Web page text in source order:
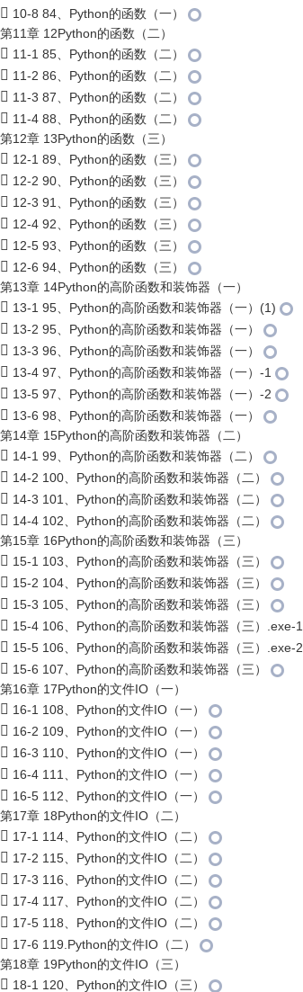
10-8 84、Python的函数（一）
第11章 12Python的函数（二）
11-1 85、Python的函数（二）
11-2 86、Python的函数（二）
11-3 87、Python的函数（二）
11-4 88、Python的函数（二）
第12章 13Python的函数（三）
12-1 89、Python的函数（三）
12-2 90、Python的函数（三）
12-3 91、Python的函数（三）
12-4 92、Python的函数（三）
12-5 93、Python的函数（三）
12-6 94、Python的函数（三）
第13章 14Python的高阶函数和装饰器（一）
13-1 95、Python的高阶函数和装饰器（一）(1)
13-2 95、Python的高阶函数和装饰器（一）
13-3 96、Python的高阶函数和装饰器（一）
13-4 97、Python的高阶函数和装饰器（一）-1
13-5 97、Python的高阶函数和装饰器（一）-2
13-6 98、Python的高阶函数和装饰器（一）
第14章 15Python的高阶函数和装饰器（二）
14-1 99、Python的高阶函数和装饰器（二）
14-2 100、Python的高阶函数和装饰器（二）
14-3 101、Python的高阶函数和装饰器（二）
14-4 102、Python的高阶函数和装饰器（二）
第15章 16Python的高阶函数和装饰器（三）
15-1 103、Python的高阶函数和装饰器（三）
15-2 104、Python的高阶函数和装饰器（三）
15-3 105、Python的高阶函数和装饰器（三）
15-4 106、Python的高阶函数和装饰器（三）.exe-1
15-5 106、Python的高阶函数和装饰器（三）.exe-2
15-6 107、Python的高阶函数和装饰器（三）
第16章 17Python的文件IO（一）
16-1 108、Python的文件IO（一）
16-2 109、Python的文件IO（一）
16-3 110、Python的文件IO（一）
16-4 111、Python的文件IO（一）
16-5 112、Python的文件IO（一）
第17章 18Python的文件IO（二）
17-1 114、Python的文件IO（二）
17-2 115、Python的文件IO（二）
17-3 116、Python的文件IO（二）
17-4 117、Python的文件IO（二）
17-5 118、Python的文件IO（二）
17-6 119.Python的文件IO（二）
第18章 19Python的文件IO（三）
18-1 120、Python的文件IO（三）